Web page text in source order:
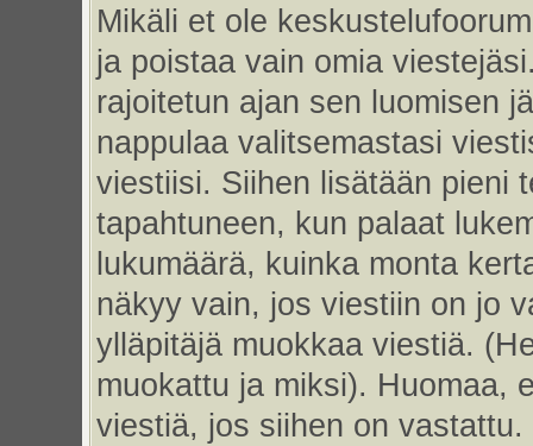
Mikäli et ole
ja poistaa vain omia
rajoitetun ajan sen luomisen
nappulaa valitsemastasi
viestiisi. Siihen lisätään pieni
tapahtuneen, kun palaat
lukumäärä, kuinka monta
näkyy vain, jos viestiin on jo
ylläpitäjä muokkaa viestiä.
muokattu ja miksi). Huomaa,
viestiä, jos siihen on vastattu.